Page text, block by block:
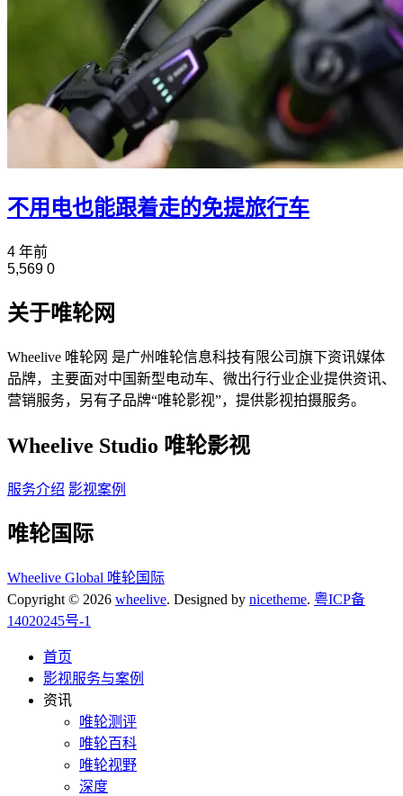
不用电也能跟着走的免提旅行车
4 年前
5,569 0
关于唯轮网
Wheelive 唯轮网 是广州唯轮信息科技有限公司旗下资讯媒体
品牌，主要面对中国新型电动车、微出行行业企业提供资讯、
营销服务，另有子品牌“唯轮影视”，提供影视拍摄服务。
Wheelive Studio 唯轮影视
服务介绍 影视案例
唯轮国际
Wheelive Global 唯轮国际
Copyright © 2026 wheelive. Designed by nicetheme. 粤ICP备
14020245号-1
首页
影视服务与案例
资讯
唯轮测评
唯轮百科
唯轮视野
深度